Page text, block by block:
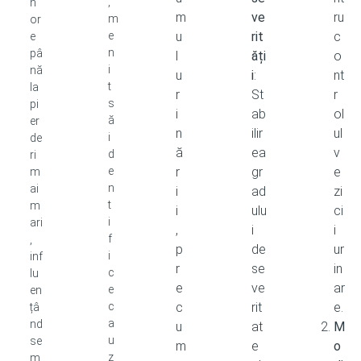
or
e
pâ
nă
la
pi
er
de
ri
m
ai
m
ari
inf
lu
en
țâ
nd
se
m
m
e
n
i
t
s
ă
i
d
e
n
t
i
f
i
c
e
c
a
u
z
m
u
u
r
i
n
ă
r
i
i
,
p
r
e
c
u
m
ve
rit
ăți
i:
St
ab
ilir
ea
gr
ad
ulu
i
de
se
ve
rit
at
e
ru
c
o
nt
r
ol
ul
v
e
zi
ci
i
ur
in
ar
e.
M
o